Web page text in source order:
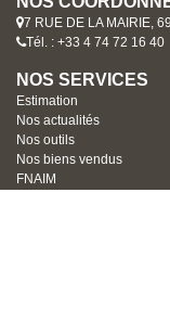
7 RUE DE LA MAIRIE,
Tél. : +33 4 74 72 16 40
NOS SERVICES
Estimation
Nos actualités
Nos outils
Nos biens vendus
FNAIM